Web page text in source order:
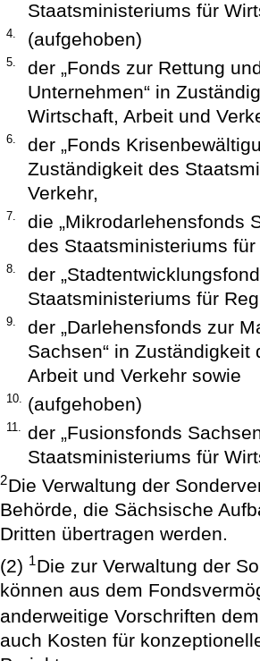
Staatsministeriums für
4. (aufgehoben)
5.
der „Fonds zur Rettung
Unternehmen“ in
Wirtschaft, Arbeit und
6.
der „Fonds
Zuständigkeit des
Verkehr,
7.
die „Mikrodarlehensfonds
des Staatsministeriums
8.
der
Staatsministeriums für
9.
der „Darlehensfonds zur
Sachsen“ in
Arbeit und Verkehr sowie
10. (aufgehoben)
11.
der „Fusionsfonds
Staatsministeriums für
2Die Verwaltung der
Behörde, die Sächsische
Dritten übertragen werden.
(2) 1Die zur Verwaltung der
können aus dem
anderweitige Vorschriften
auch Kosten für